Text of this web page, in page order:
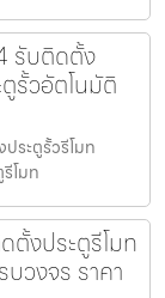
รับติดตั้ง
รั้วอัตโนมัติ
ระตูรั้วรีโมท
โมท
ตั้งประตูรีโมท
วงจร ราคา